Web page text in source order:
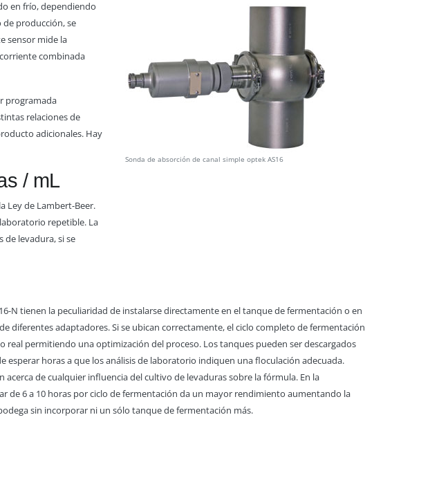
en frío, dependiendo
de producción, se
sensor mide la
combinada
programada
relaciones de
adicionales. Hay
/ mL
Ley de Lambert-Beer.
repetible. La
levadura, si se
Sonda de absorción de canal simple optek AS16
N tienen la peculiaridad de instalarse directamente en el tanque de fermentación o en
diferentes adaptadores. Si se ubican correctamente, el ciclo completo de fermentación
real permitiendo una optimización del proceso. Los tanques pueden ser descargados
esperar horas a que los análisis de laboratorio indiquen una floculación adecuada.
acerca de cualquier influencia del cultivo de levaduras sobre la fórmula. En la
de 6 a 10 horas por ciclo de fermentación da un mayor rendimiento aumentando la
sin incorporar ni un sólo tanque de fermentación más.